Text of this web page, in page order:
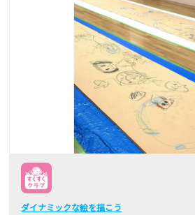
ダイナミックな絵を描こう